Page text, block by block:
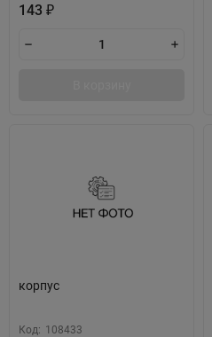
143 ₽
корпус
Код: 108433